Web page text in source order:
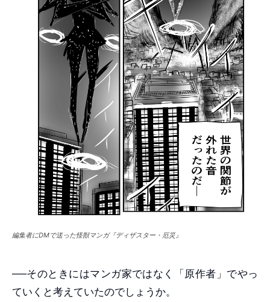
編集者にDMで送った怪獣マンガ『ディザスター・厄災』
──そのときにはマンガ家ではなく「原作者」でやっ
ていくと考えていたのでしょうか。